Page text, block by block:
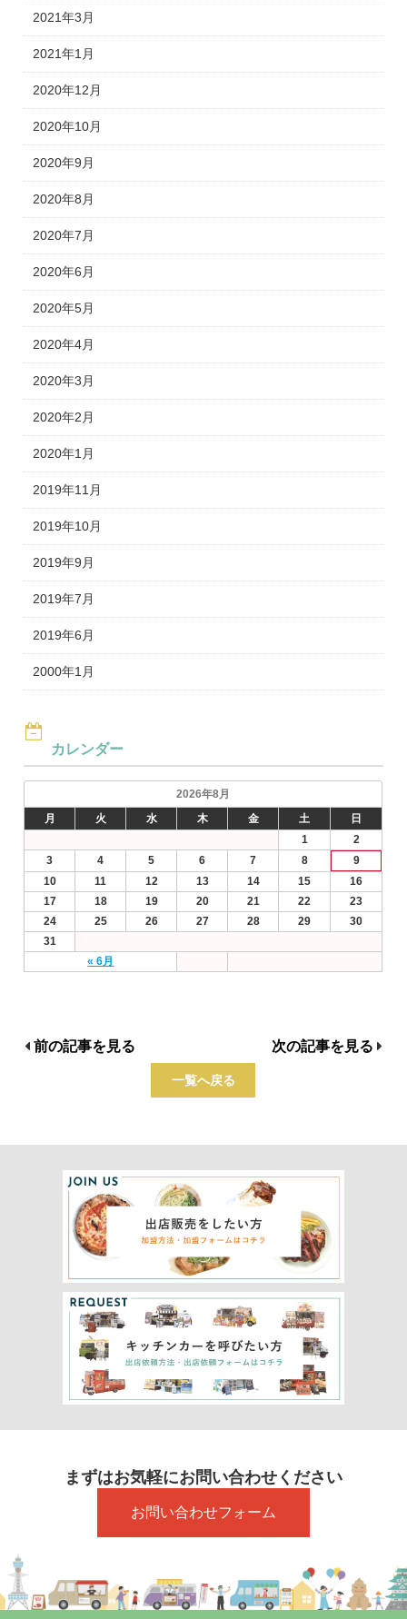
2021年3月
2021年1月
2020年12月
2020年10月
2020年9月
2020年8月
2020年7月
2020年6月
2020年5月
2020年4月
2020年3月
2020年2月
2020年1月
2019年11月
2019年10月
2019年9月
2019年7月
2019年6月
2000年1月
カレンダー
2026年8月
月
火 水 木 金 土 日
« 6月
1
2
3
4 5 6 7 8
9
10
11 12 13 14 15
16
17
18 19 20 21 22
23
24
25 26 27 28 29
30
31
前の記事を見る
一覧へ戻る
次の記事を見る
まずはお気軽にお問い合わせください
お問い合わせフォーム